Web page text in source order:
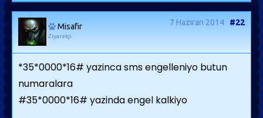
Misafir
Ziyaretçi
7 Haziran 2014 #22
*35*0000*16# yazinca sms engelleniyo butun
numaralara
#35*0000*16# yazinda engel kalkiyo